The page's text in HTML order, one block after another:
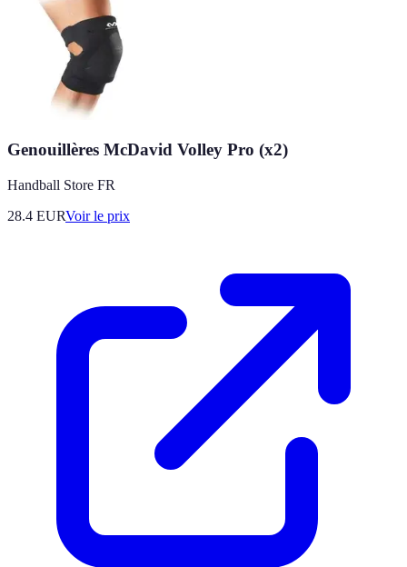
Genouillères McDavid Volley Pro (x2)
Handball Store FR
28.4 EURVoir le prix